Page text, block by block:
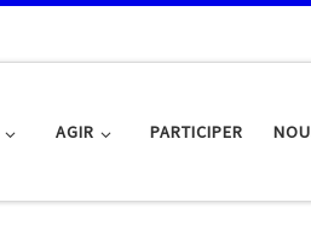
AGIR PARTICIPER